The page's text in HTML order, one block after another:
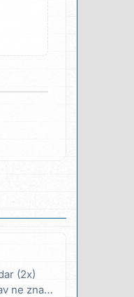
(2x)
ne znaš